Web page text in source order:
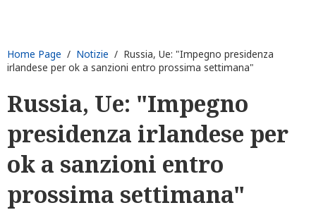
Home Page / Notizie / Russia, Ue: "Impegno presidenza
irlandese per ok a sanzioni entro prossima settimana"
Russia, Ue: "Impegno
presidenza irlandese per
ok a sanzioni entro
prossima settimana"